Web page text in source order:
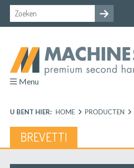
Menu
U BENT HIER: HOME PRODUCTEN
BREVETTI